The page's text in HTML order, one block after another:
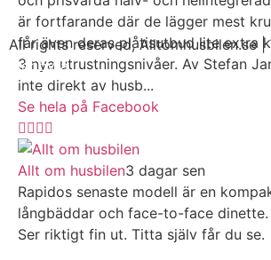
är fortfarande där de lägger mest
får även deras plåtisutbud lite extra
3 nya utrustningsnivåer. Av Stefan
inte direkt av husb...
Se hela på Facebook
Allt om husbilen3 dagar sen
Rapidos senaste modell är en
långbäddar och face-to-face dinette.
Ser riktigt fin ut. Titta själv får du se.
All rights reserved, Alltomhusbilen.se
Webbyrå